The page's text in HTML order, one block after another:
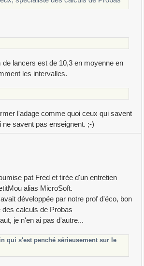
de lancers est de 10,3 en moyenne en
les intervalles.
l'adage comme quoi ceux qui savent
ne savent pas enseignent. ;-)
pat Fred et tirée d'un entretien
alias MicroSoft.
développée par notre prof d'éco, bon
calculs de Probas
je n'en ai pas d'autre...
qui s'est penché sérieusement sur le